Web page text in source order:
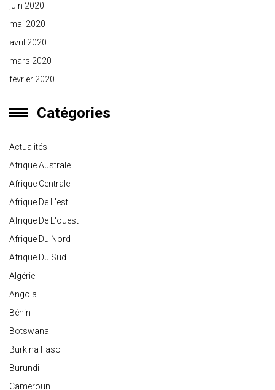
juin 2020
mai 2020
avril 2020
mars 2020
février 2020
Catégories
Actualités
Afrique Australe
Afrique Centrale
Afrique De L'est
Afrique De L'ouest
Afrique Du Nord
Afrique Du Sud
Algérie
Angola
Bénin
Botswana
Burkina Faso
Burundi
Cameroun